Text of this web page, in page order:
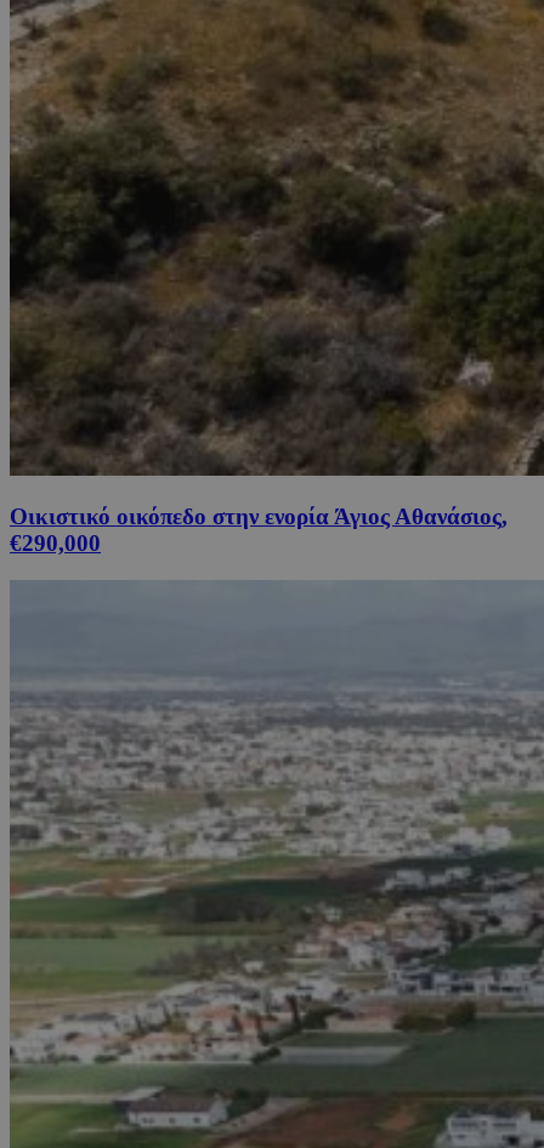
Οικιστικό οικόπεδο στην ενορία Άγιος Αθανάσιος,
€290,000